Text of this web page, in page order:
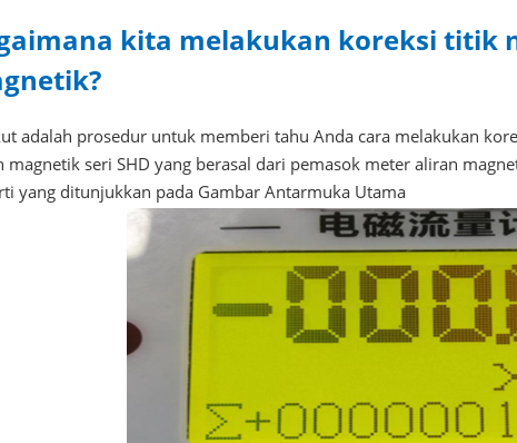
kita melakukan koreksi titik
adalah prosedur untuk memberi tahu Anda cara melakukan
magnetik seri SHD yang berasal dari pemasok meter aliran
yang ditunjukkan pada Gambar Antarmuka Utama